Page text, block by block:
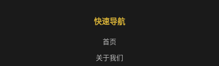
快速导航
首页
关于我们